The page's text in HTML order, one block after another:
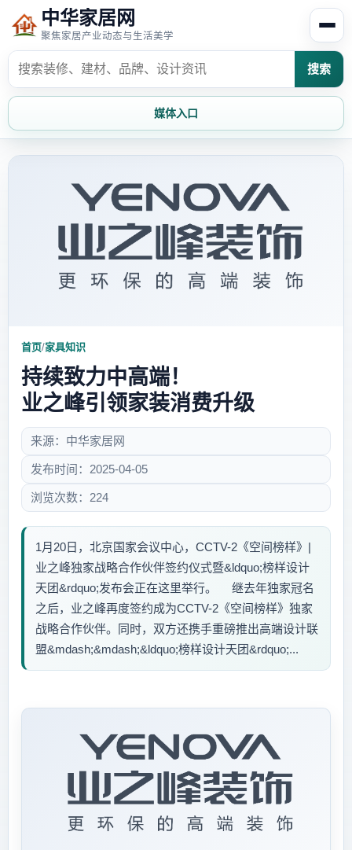
中华家居网
聚焦家居产业动态与生活美学
搜索
媒体入口
家居欣赏
时尚饰家 装修设计
首页/家具知识
持续致力中高端！
业之峰引领家装消费升级
来源：中华家居网
发布时间：2025-04-05
浏览次数：224
1月20日，北京国家会议中心，CCTV-2《空间榜样》|
业之峰独家战略合作伙伴签约仪式暨&ldquo;榜样设计
天团&rdquo;发布会正在这里举行。 继去年独家冠名
之后，业之峰再度签约成为CCTV-2《空间榜样》独家
战略合作伙伴。同时，双方还携手重磅推出高端设计联
盟&mdash;&mdash;&ldquo;榜样设计天团&rdquo;...